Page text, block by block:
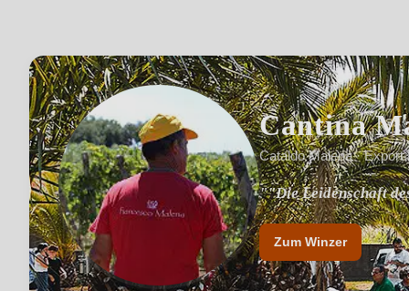
Cantina
Cataldo Malena · Export
""Die Leidenschaft
"Regionstypische
Zum Winzer